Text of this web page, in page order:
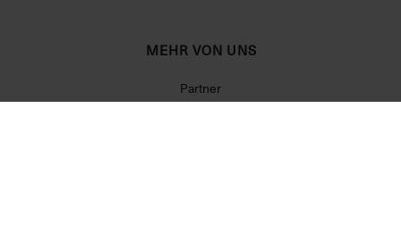
MEHR VON UNS
Partner